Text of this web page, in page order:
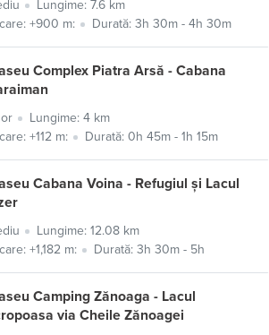
Lungime: 7.6 km
+900 m:
Durată: 3h 30m - 4h 30m
Complex Piatra Arsă - Cabana
Lungime: 4 km
+112 m:
Durată: 0h 45m - 1h 15m
Cabana Voina - Refugiul și Lacul
Lungime: 12.08 km
+1,182 m:
Durată: 3h 30m - 5h
Camping Zănoaga - Lacul
via Cheile Zănoagei